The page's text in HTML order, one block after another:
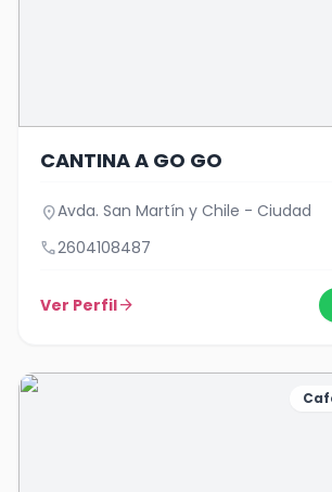
CANTINA A GO GO
location_onAvda. San Martín y Chile - Ciudad
call2604108487
Ver Perfilarrow_forward